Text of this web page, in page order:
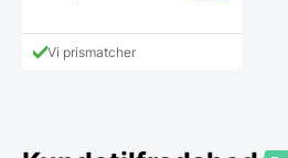
Vi prismatcher